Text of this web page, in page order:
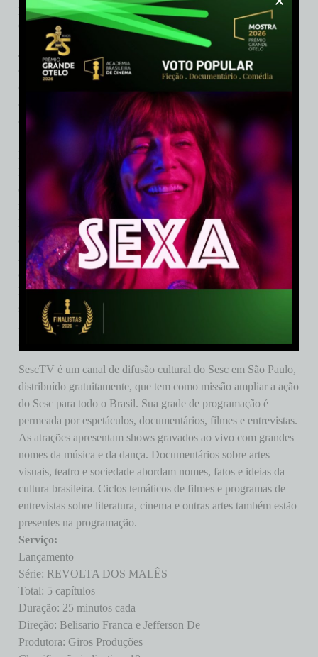
para a 43ª Mostra Internacional de São Paulo 2019, e a série
Coleções, exibida pelo SescTV.
Jeferson De estudou cinema na ECA-USP. Como roteirista e
diretor recebeu prêmios com os curtas Distraída para a Morte
como editor na MTV Brasil. Seu primeiro longa-metragem de
estreia, Bróder, teve o roteiro selecionado no Laboratório do
Sundance Institute e estreou 2010 no Festival de Berlim. No
Brasil, recebeu diversos prêmios, entre eles dois de Melhor
Filme. Um na APCA – Associação Paulista de Críticos de Arte
e outro no Festival de Gramado, além de diversas indicações
na Academia do Cinema Brasileiro. Em 2013, dirigiu a série
Pedro e Bianca, ganhadora do Emmy Kids Awards e também
o Prix Jeunesse Iberoamericano. Em 2015 estreou o thriller O
Amuleto (Paris Filmes/Downtown). Em 2018, dirigiu a
comédia Correndo Atrás (Globofilmes), baseada no livro de
Helio de La Peña. No canal Gloob, dirigiu três temporadas da
série infanto juvenil Escola de Gênios. Atualmente, dirige a
novela Bom Sucesso, na TV Globo.
SescTV é um canal de difusão cultural do Sesc em São Paulo,
distribuído gratuitamente, que tem como missão ampliar a ação
do Sesc para todo o Brasil. Sua grade de programação é
permeada por espetáculos, documentários, filmes e entrevistas.
As atrações apresentam shows gravados ao vivo com grandes
nomes da música e da dança. Documentários sobre artes
visuais, teatro e sociedade abordam nomes, fatos e ideias da
cultura brasileira. Ciclos temáticos de filmes e programas de
entrevistas sobre literatura, cinema e outras artes também estão
presentes na programação.
Serviço:
Lançamento
Série: REVOLTA DOS MALÊS
Total: 5 capítulos
Duração: 25 minutos cada
Direção: Belisario Franca e Jefferson De
Produtora: Giros Produções